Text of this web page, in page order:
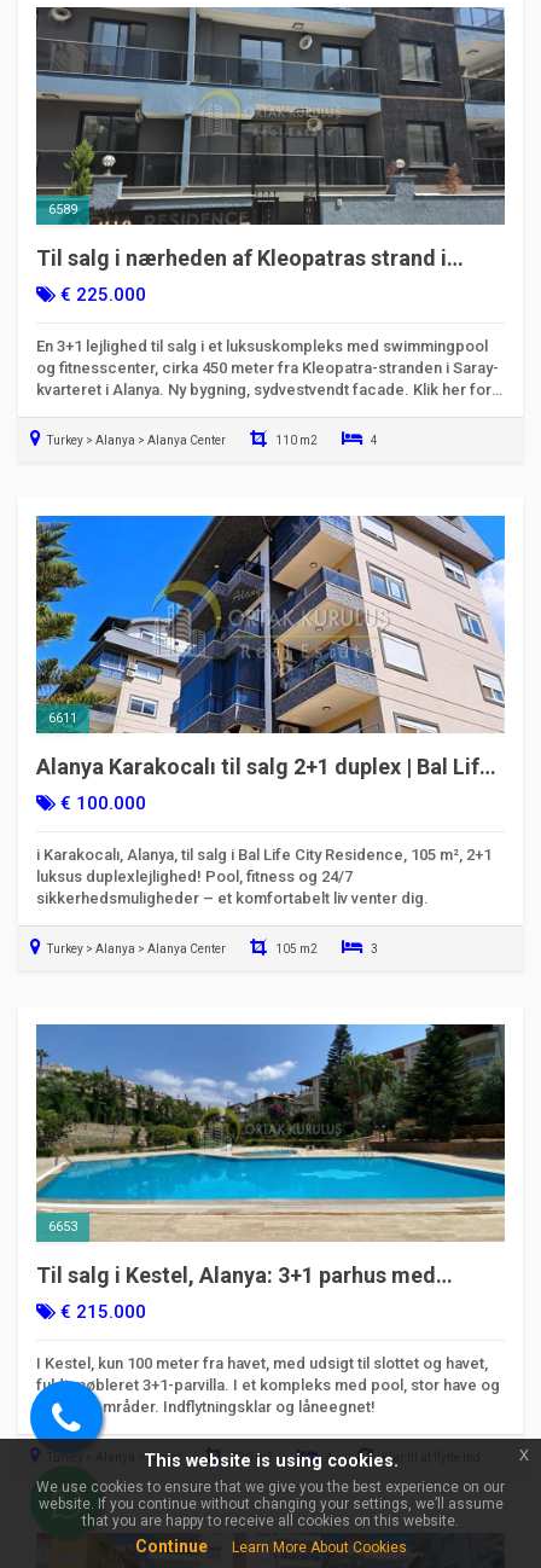
6589
Til salg i nærheden af Kleopatras strand i
Alanya: 3+1 luksuslejlighed | 110 m²
€ 225.000
En 3+1 lejlighed til salg i et luksuskompleks med swimmingpool
og fitnesscenter, cirka 450 meter fra Kleopatra-stranden i Saray-
kvarteret i Alanya. Ny bygning, sydvestvendt facade. Klik her for
Turkey > Alanya > Alanya Center 110 m2 4
6611
Alanya Karakocalı til salg 2+1 duplex | Bal Life
City Residence
€ 100.000
i Karakocalı, Alanya, til salg i Bal Life City Residence, 105 m², 2+1
luksus duplexlejlighed! Pool, fitness og 24/7
sikkerhedsmuligheder – et komfortabelt liv venter dig.
Turkey > Alanya > Alanya Center 105 m2 3
6653
Til salg i Kestel, Alanya: 3+1 parhus med
havudsigt | Kode 6653
€ 215.000
I Kestel, kun 100 meter fra havet, med udsigt til slottet og havet,
fuldt møbleret 3+1-parvilla. I et kompleks med pool, stor have og
sociale områder. Indflytningsklar og låneegnet!
Turkey > Alanya > Kestel 220 m2 4 Klar til at flytte ind
Ring
til
os
WhatsApp
This website is using cookies.
We use cookies to ensure that we give you the best experience on our
website. If you continue without changing your settings, we’ll assume
that you are happy to receive all cookies on this website.
Continue Learn More About Cookies
x
Få hjælp til at finde